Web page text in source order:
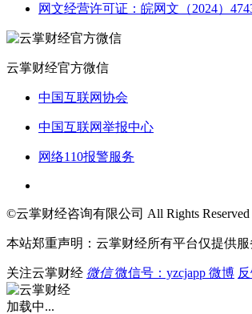
网文经营许可证：皖网文（2024）
云掌财经官方微信
中国互联网协会
中国互联网举报中心
网络110报警服务
©云掌财经咨询有限公司 All Rights
本站郑重声明：云掌财经所有平台仅提供
关注云掌财经 微信 微信号：yzcjapp 微博
加载中...